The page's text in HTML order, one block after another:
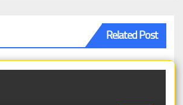
Related Post